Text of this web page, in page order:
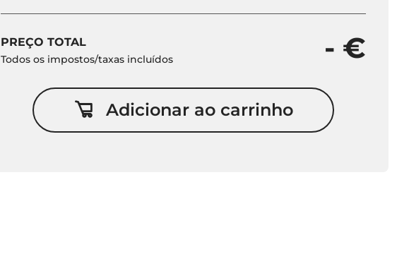
PREÇO TOTAL
Todos os impostos/taxas incluídos - €
Adicionar ao carrinho